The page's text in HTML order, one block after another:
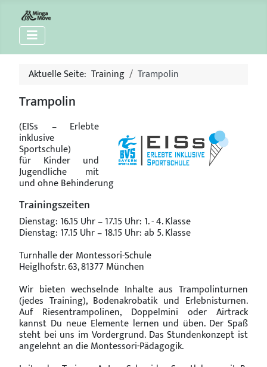
Aktuelle Seite: Training Trampolin
Trampolin
(EISs – Erlebte
inklusive
Sportschule)
für Kinder und
Jugendliche mit
und ohne Behinderung
Trainingszeiten
Dienstag: 16.15 Uhr – 17.15 Uhr: 1. - 4. Klasse
Dienstag: 17.15 Uhr – 18.15 Uhr: ab 5. Klasse
Turnhalle der Montessori-Schule
Heiglhofstr. 63, 81377 München
Wir bieten wechselnde Inhalte aus Trampolinturnen
(jedes Training), Bodenakrobatik und Erlebnisturnen.
Auf Riesentrampolinen, Doppelmini oder Airtrack
kannst Du neue Elemente lernen und üben. Der Spaß
steht bei uns im Vordergrund. Das Stundenkonzept ist
angelehnt an die Montessori-Pädagogik.